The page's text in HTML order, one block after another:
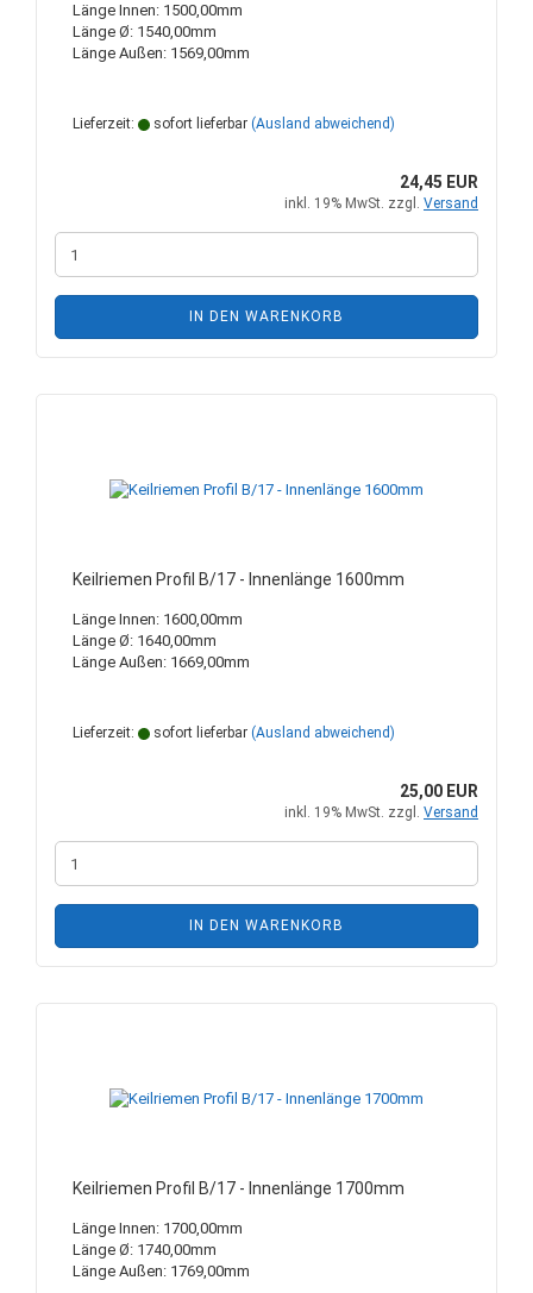
Länge Innen: 1500,00mm
Länge Ø: 1540,00mm
Länge Außen: 1569,00mm
Lieferzeit: sofort lieferbar (Ausland abweichend)
24,45 EUR
inkl. 19% MwSt. zzgl. Versand
IN DEN WARENKORB
Keilriemen Profil B/17 - Innenlänge 1600mm
Länge Innen: 1600,00mm
Länge Ø: 1640,00mm
Länge Außen: 1669,00mm
Lieferzeit: sofort lieferbar (Ausland abweichend)
25,00 EUR
inkl. 19% MwSt. zzgl. Versand
IN DEN WARENKORB
Keilriemen Profil B/17 - Innenlänge 1700mm
Länge Innen: 1700,00mm
Länge Ø: 1740,00mm
Länge Außen: 1769,00mm